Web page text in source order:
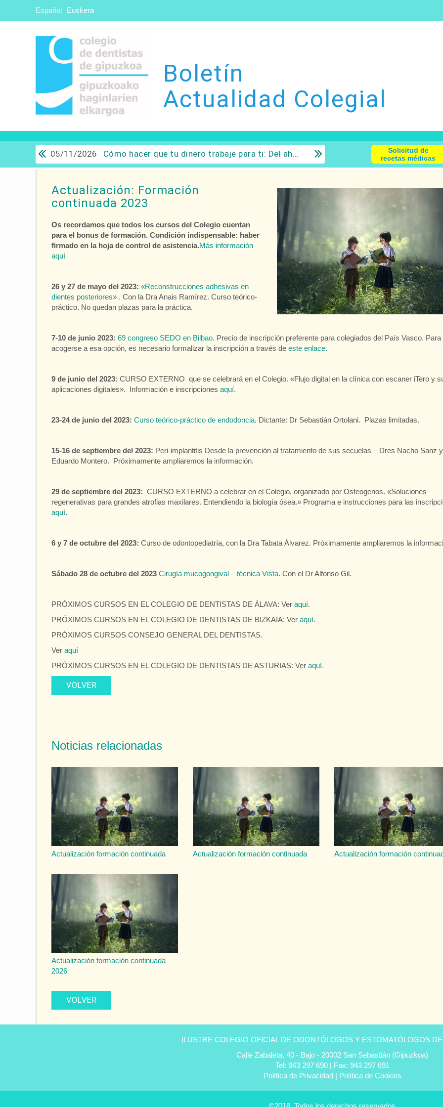
Español Euskera
Boletín
Actualidad Colegial
05/11/2026 Cómo hacer que tu dinero trabaje para ti: Del ahorro a la inversión con sentido común.
Solicitud de
recetas médicas
Actualización: Formación
continuada 2023
Os recordamos que todos los cursos del Colegio cuentan
para el bonus de formación. Condición indispensable: haber
firmado en la hoja de control de asistencia.Más información
aquí
26 y 27 de mayo del 2023: «Reconstrucciones adhesivas en
dientes posteriores» . Con la Dra Anais Ramírez. Curso teórico-
práctico. No quedan plazas para la práctica.
7-10 de junio 2023: 69 congreso SEDO en Bilbao. Precio de inscripción preferente para colegiados del País Vasco. Para
acogerse a esa opción, es necesario formalizar la inscripción a través de este enlace.
9 de junio del 2023: CURSO EXTERNO que se celebrará en el Colegio. «Flujo digital en la clínica con escaner iTero y
aplicaciones digitales». Información e inscripciones aquí.
23-24 de junio del 2023: Curso teórico-práctico de endodoncia. Dictante: Dr Sebastián Ortolani. Plazas limitadas.
15-16 de septiembre del 2023: Peri-implantitis Desde la prevención al tratamiento de sus secuelas – Dres Nacho Sanz y
Eduardo Montero. Próximamente ampliaremos la información.
29 de septiembre del 2023: CURSO EXTERNO a celebrar en el Colegio, organizado por Osteogenos. «Soluciones
regenerativas para grandes atrofias maxilares. Entendiendo la biología ósea.» Programa e instrucciones para las
aquí.
6 y 7 de octubre del 2023: Curso de odontopediatría, con la Dra Tabata Álvarez. Próximamente ampliaremos la
Sábado 28 de octubre del 2023 Cirugía mucogongival – técnica Vista. Con el Dr Alfonso Gil.
PRÓXIMOS CURSOS EN EL COLEGIO DE DENTISTAS DE ÁLAVA: Ver aquí.
PRÓXIMOS CURSOS EN EL COLEGIO DE DENTISTAS DE BIZKAIA: Ver aquí.
PRÓXIMOS CURSOS CONSEJO GENERAL DEL DENTISTAS.
Ver aquí
PRÓXIMOS CURSOS EN EL COLEGIO DE DENTISTAS DE ASTURIAS: Ver aquí.
VOLVER
Noticias relacionadas
Actualización formación continuada Actualización formación continuada Actualización formación
Actualización formación continuada
2026
VOLVER
Tu
ILUSTRE COLEGIO OFICIAL DE ODONTÓLOGOS Y ESTOMATÓLOGOS
Calle Zabaleta, 40 - Bajo - 20002 San Sebastián (Gipuzkoa)
Tel: 943 297 690 | Fax: 943 297 691
Política de Privacidad| Política de Cookies